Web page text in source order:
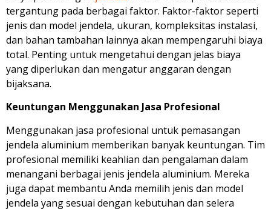
tergantung pada berbagai faktor. Faktor-faktor seperti
jenis dan model jendela, ukuran, kompleksitas instalasi,
dan bahan tambahan lainnya akan mempengaruhi biaya
total. Penting untuk mengetahui dengan jelas biaya
yang diperlukan dan mengatur anggaran dengan
bijaksana.
Keuntungan Menggunakan Jasa Profesional
Menggunakan jasa profesional untuk pemasangan
jendela aluminium memberikan banyak keuntungan. Tim
profesional memiliki keahlian dan pengalaman dalam
menangani berbagai jenis jendela aluminium. Mereka
juga dapat membantu Anda memilih jenis dan model
jendela yang sesuai dengan kebutuhan dan selera